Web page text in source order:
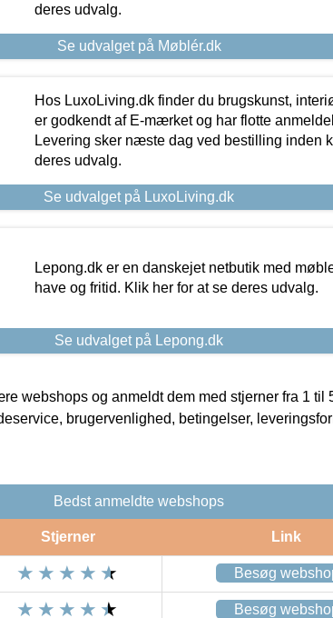
deres udvalg.
Se udvalget på Møblér.dk
Hos LuxoLiving.dk finder du brugskunst,
er godkendt af E-mærket og har flotte
Levering sker næste dag ved bestilling inden
deres udvalg.
Se udvalget på LuxoLiving.dk
Lepong.dk er en danskejet netbutik med
have og fritid. Klik her for at se deres udvalg.
Se udvalget på Lepong.dk
webshops og anmeldt dem med stjerner fra 1 til
brugervenlighed, betingelser,
Bedst anmeldte webshops
Stjerner Link
Besøg
Besøg